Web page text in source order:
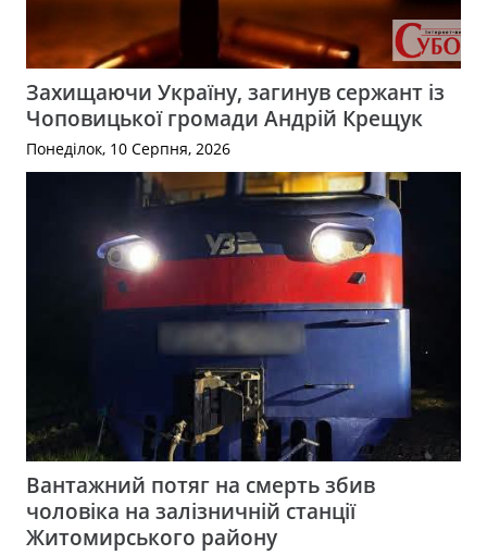
Захищаючи Україну, загинув сержант із
Чоповицької громади Андрій Крещук
Понеділок, 10 Серпня, 2026
Вантажний потяг на смерть збив
чоловіка на залізничній станції
Житомирського району